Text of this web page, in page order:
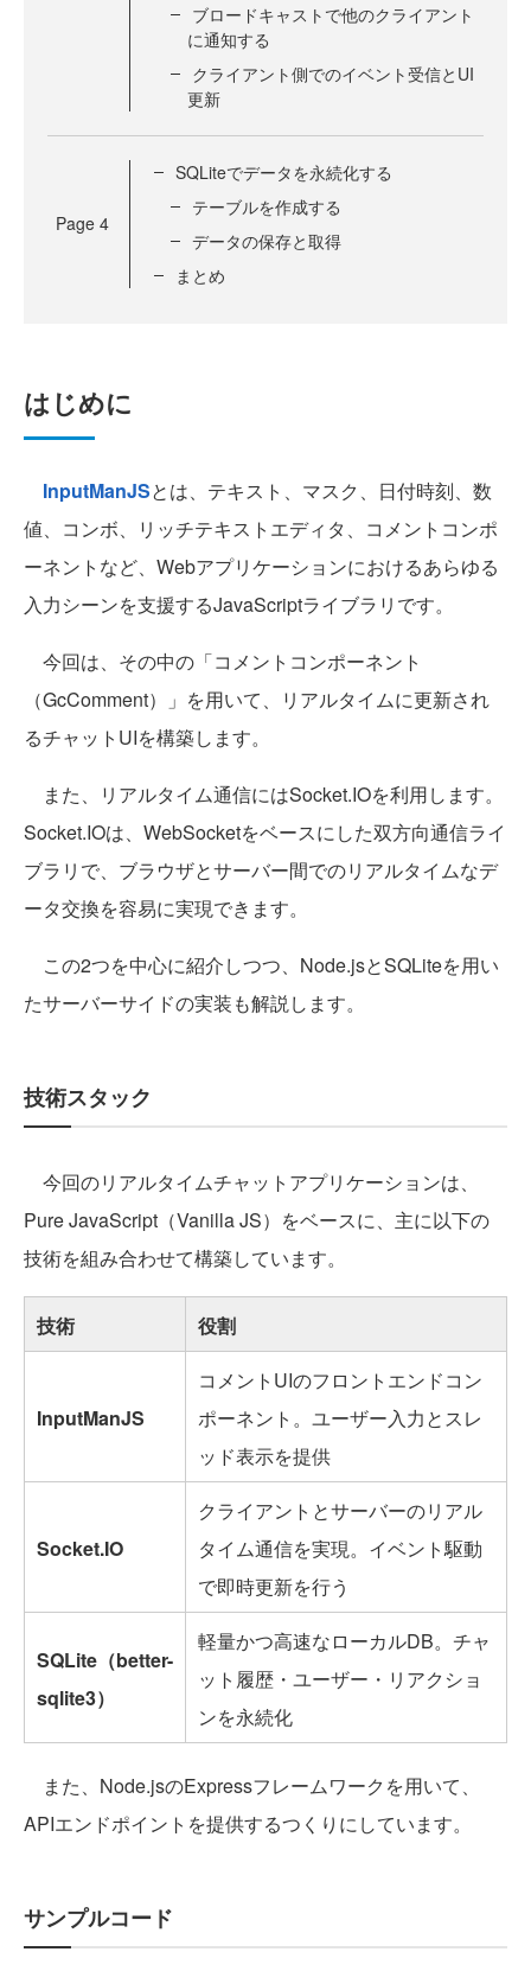
ブロードキャストで他のクライアント
に通知する
クライアント側でのイベント受信とUI
更新
Page 4
SQLiteでデータを永続化する
テーブルを作成する
データの保存と取得
まとめ
はじめに
InputManJSとは、テキスト、マスク、日付時刻、数
値、コンボ、リッチテキストエディタ、コメントコンポ
ーネントなど、Webアプリケーションにおけるあらゆる
入力シーンを支援するJavaScriptライブラリです。
今回は、その中の「コメントコンポーネント
（GcComment）」を用いて、リアルタイムに更新され
るチャットUIを構築します。
また、リアルタイム通信にはSocket.IOを利用します。
Socket.IOは、WebSocketをベースにした双方向通信ライ
ブラリで、ブラウザとサーバー間でのリアルタイムなデ
ータ交換を容易に実現できます。
この2つを中心に紹介しつつ、Node.jsとSQLiteを用い
たサーバーサイドの実装も解説します。
技術スタック
今回のリアルタイムチャットアプリケーションは、
Pure JavaScript（Vanilla JS）をベースに、主に以下の
技術を組み合わせて構築しています。
技術 役割
InputManJS
コメントUIのフロントエンドコン
ポーネント。ユーザー入力とスレ
ッド表示を提供
Socket.IO
クライアントとサーバーのリアル
タイム通信を実現。イベント駆動
で即時更新を行う
SQLite（better-
sqlite3）
軽量かつ高速なローカルDB。チャ
ット履歴・ユーザー・リアクショ
ンを永続化
また、Node.jsのExpressフレームワークを用いて、
APIエンドポイントを提供するつくりにしています。
サンプルコード